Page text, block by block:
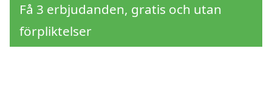
Få 3 erbjudanden, gratis och utan
förpliktelser